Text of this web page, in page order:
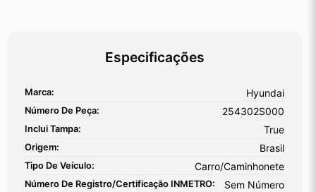
Especificações
Marca: Hyundai
Número De Peça: 254302S000
Inclui Tampa: True
Origem: Brasil
Tipo De Veículo: Carro/Caminhonete
Número De Registro/certificação INMETRO: Sem Número